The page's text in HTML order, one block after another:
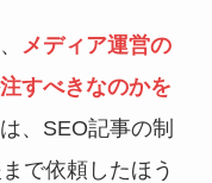
メディア運営の
すべきなのかを
、SEO記事の制
で依頼したほう